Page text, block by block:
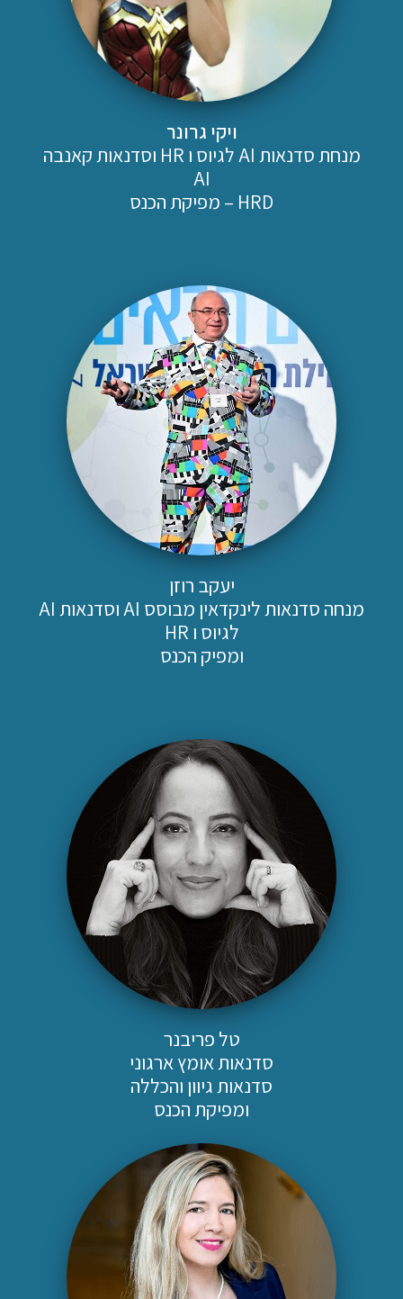
ויקי גרונר
מנחת סדנאות AI לגיוס ו HR וסדנאות קאנבה
AI
HRD – מפיקת הכנס
יעקב רוזן
מנחה סדנאות לינקדאין מבוסס AI וסדנאות AI
לגיוס ו HR
ומפיק הכנס
טל פריבנר
סדנאות אומץ ארגוני
סדנאות גיוון והכללה
ומפיקת הכנס